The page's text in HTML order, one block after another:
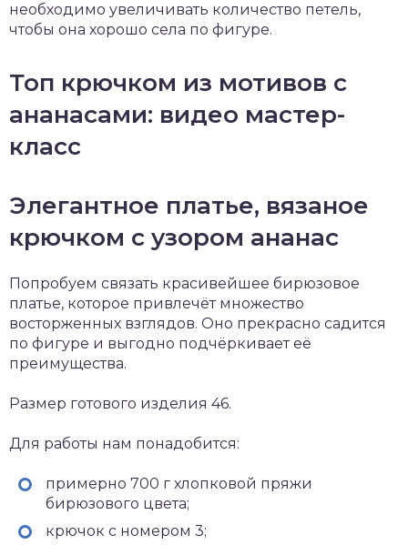
необходимо увеличивать количество петель,
чтобы она хорошо села по фигуре.
Топ крючком из мотивов с
ананасами: видео мастер-
класс
Элегантное платье, вязаное
крючком с узором ананас
Попробуем связать красивейшее бирюзовое
платье, которое привлечёт множество
восторженных взглядов. Оно прекрасно садится
по фигуре и выгодно подчёркивает её
преимущества.
Размер готового изделия 46.
Для работы нам понадобится:
примерно 700 г хлопковой пряжи
бирюзового цвета;
крючок с номером 3;